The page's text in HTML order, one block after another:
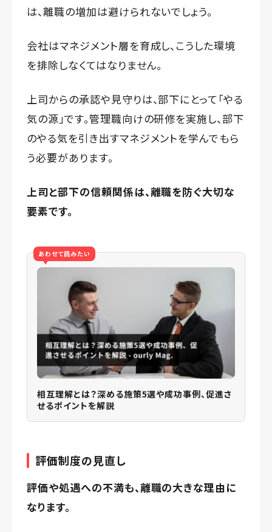
は、離職の増加は避けられないでしょう。
会社はマネジメント層を育成し、こうした環境
を排除しなくてはなりません。
上司からの承認や見守りは、部下にとって「やる
気の源」です。管理職向けの研修を実施し、部下
のやる気を引き出すマネジメントを学んでもら
う必要があります。
上司と部下の信頼関係は、離職を防ぐ大切な
要素です。
あわせて読みたい
相互理解とは？深める施策5選や成功事例、促進さ
せるポイントを解説
評価制度の見直し
評価や処遇への不満も、離職の大きな理由に
なります。